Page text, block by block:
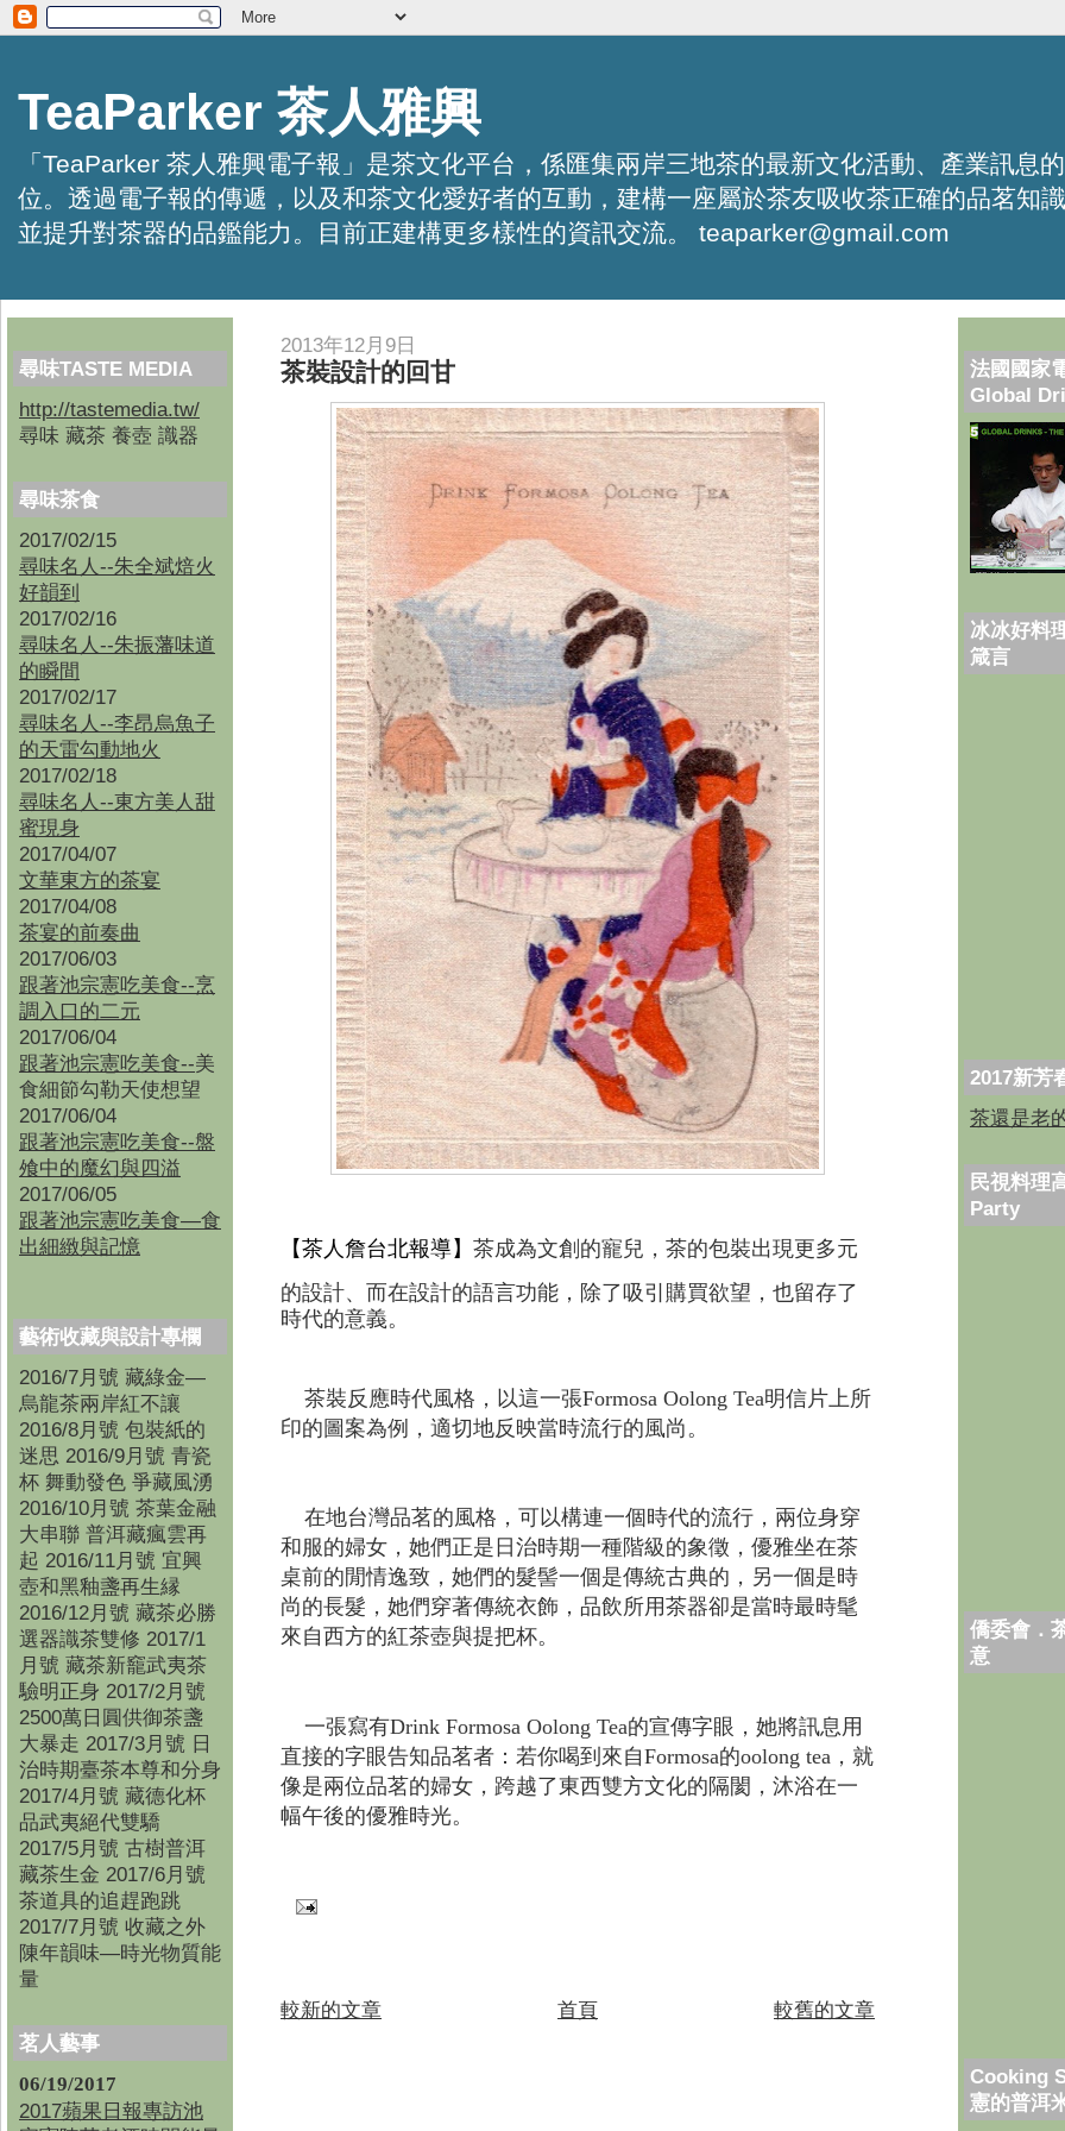
TeaParker 茶人雅興
「TeaParker 茶人雅興電子報」是茶文化平台，係匯集兩岸三地茶的最新文化活動、產業訊息
位。透過電子報的傳遞，以及和茶文化愛好者的互動，建構一座屬於茶友吸收茶正確的品茗知
並提升對茶器的品鑑能力。目前正建構更多樣性的資訊交流。 teaparker@gmail.com
尋味TASTE MEDIA
http://tastemedia.tw/
尋味 藏茶 養壺 識器
尋味茶食
2017/02/15
尋味名人--朱全斌焙火
好韻到
2017/02/16
尋味名人--朱振藩味道
的瞬間
2017/02/17
尋味名人--李昂烏魚子
的天雷勾動地火
2017/02/18
尋味名人--東方美人甜
蜜現身
2017/04/07
文華東方的茶宴
2017/04/08
茶宴的前奏曲
2017/06/03
跟著池宗憲吃美食--烹
調入口的二元
2017/06/04
跟著池宗憲吃美食--美
食細節勾勒天使想望
2017/06/04
跟著池宗憲吃美食--盤
飧中的魔幻與四溢
2017/06/05
跟著池宗憲吃美食—食
出細緻與記憶
藝術收藏與設計專欄
2016/7月號 藏綠金—
烏龍茶兩岸紅不讓
2016/8月號 包裝紙的
迷思 2016/9月號 青瓷
杯 舞動發色 爭藏風湧
2016/10月號 茶葉金融
大串聯 普洱藏瘋雲再
起 2016/11月號 宜興
壺和黑釉盞再生縁
2016/12月號 藏茶必勝
選器識茶雙修 2017/1
月號 藏茶新竉武夷茶
驗明正身 2017/2月號
2500萬日圓供御茶盞
大暴走 2017/3月號 日
治時期臺茶本尊和分身
2017/4月號 藏德化杯
品武夷絕代雙驕
2017/5月號 古樹普洱
藏茶生金 2017/6月號
茶道具的追趕跑跳
2017/7月號 收藏之外
陳年韻味—時光物質能
量
茗人藝事
06/19/2017
2017蘋果日報專訪池
2013年12月9日
茶裝設計的回甘
【茶人詹台北報導】 茶成為文創的寵兒，茶的包裝出現更多元
的設計、而在設計的語言功能，除了吸引購買欲望，也留存了
時代的意義。
茶裝反應時代風格，以這一張Formosa Oolong Tea明信片 上所
印的圖案為例，適切地反映當時流行的風尚。
在地台灣品茗的風格，可以構連一個時代的流行，兩位身穿
和服的婦女，她們正是日治時期一種階級的象徵，優雅坐在茶
桌前的閒情逸致，她們的髮髻一個是傳統古典的，另一個是時
尚的長髮，她們穿著傳統衣飾，品飲所用茶器卻是當時最時髦
來自西方的紅茶壺與提把杯。
一張寫有Drink Formosa Oolong Tea的宣傳字眼，她將訊息用
直接的字眼告知品茗者：若你喝到來自Formosa的oolong tea ，就
像是兩位品茗的婦女，跨越了東西雙方文化的隔閡，沐浴在一
幅午後的優雅時光。
較新的文章 較舊的文章
首頁
法國國家
Global
冰冰好料
箴言
2017新芳
茶還是老
民視料理
Party
僑委會．
意
Cooking
憲的普洱